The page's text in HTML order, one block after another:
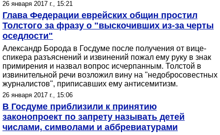
26 января 2017 г., 15:21
Глава Федерации еврейских общин простил
Толстого за фразу о "выскочивших из-за черты
оседлости"
Александр Борода в Госдуме после получения от вице-
спикера разъяснений и извинений пожал ему руку в знак
примирения и назвал вопрос исчерпанным. Толстой в
извинительной речи возложил вину на "недобросовестных
журналистов", приписавших ему антисемитизм.
26 января 2017 г., 15:06
В Госдуме приблизили к принятию
законопроект по запрету называть детей
числами, символами и аббревиатурами